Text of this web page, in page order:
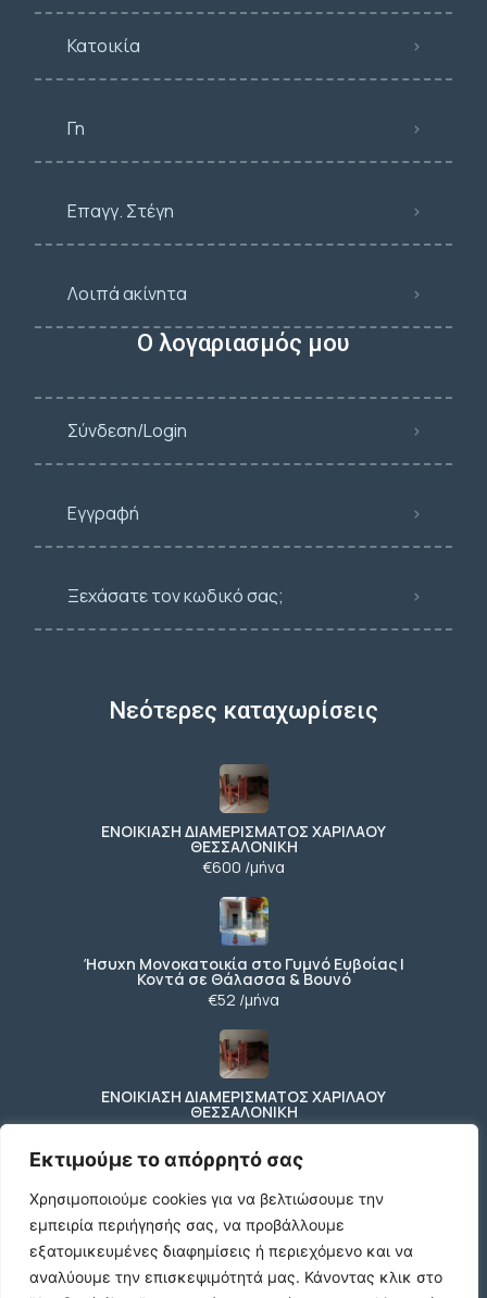
Εκτιμούμε το απόρρητό σας
Χρησιμοποιούμε cookies για να βελτιώσουμε την
εμπειρία περιήγησής σας, να προβάλλουμε
εξατομικευμένες διαφημίσεις ή περιεχόμενο και να
αναλύουμε την επισκεψιμότητά μας. Κάνοντας κλικ στο
Κατοικία
Γη
Επαγγ. Στέγη
Λοιπά ακίνητα
Ο λογαριασμός μου
Σύνδεση/Login
Εγγραφή
Ξεχάσατε τον κωδικό σας;
Νεότερες καταχωρίσεις
ΕΝΟΙΚΙΑΣΗ ΔΙΑΜΕΡΙΣΜΑΤΟΣ ΧΑΡΙΛΑΟΥ
ΘΕΣΣΑΛΟΝΙΚΗ
€600 /μήνα
Ήσυχη Μονοκατοικία στο Γυμνό Ευβοίας |
Κοντά σε Θάλασσα & Βουνό
€52 /μήνα
ΕΝΟΙΚΙΑΣΗ ΔΙΑΜΕΡΙΣΜΑΤΟΣ ΧΑΡΙΛΑΟΥ
ΘΕΣΣΑΛΟΝΙΚΗ
Κωδικος ακινητου Μ480 καταστημα στον
Ευοσμο
€500 /μήνα